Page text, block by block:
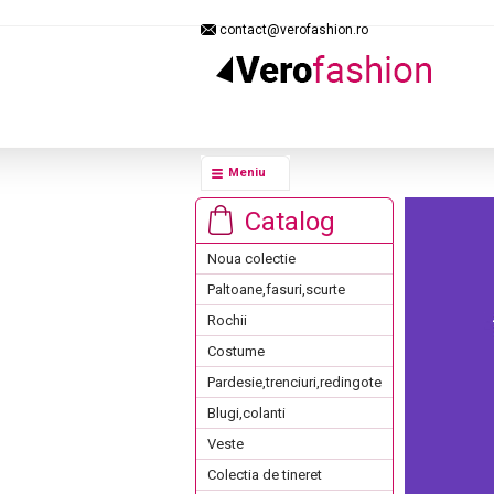
contact@verofashion.ro
Meniu
Catalog
Noua colectie
Paltoane,fasuri,scurte
Rochii
Costume
Pardesie,trenciuri,redingote
Blugi,colanti
Veste
Colectia de tineret